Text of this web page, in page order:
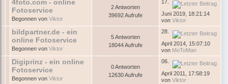
4foto.com - online
Fotoservice
Begonnen von Viktor
2 Antworten
39692 Aufrufe
17.
Juni 2019, 18:21:14
von Viktor
bildpartner.de - ein
online Fotoservice
Begonnen von Viktor
5 Antworten
18044 Aufrufe
28.
April 2014, 15:07:10
von MoToMan
Digiprinz - ein online
Fotoservice
Begonnen von Viktor
0 Antworten
12630 Aufrufe
06.
April 2011, 17:58:19
von Viktor